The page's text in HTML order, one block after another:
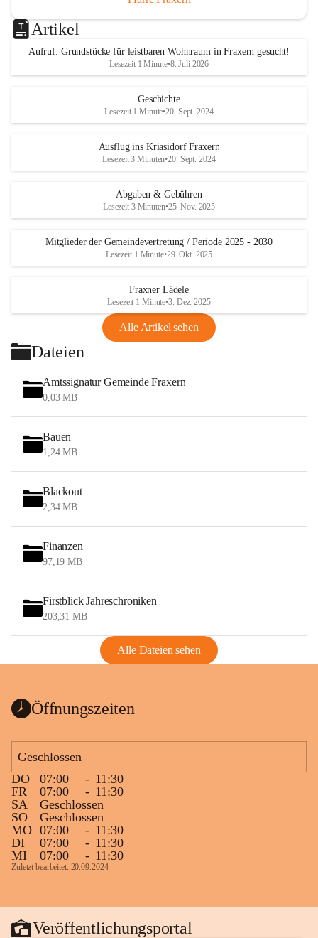
Artikel
Aufruf: Grundstücke für leistbaren Wohnraum in Fraxern gesucht!
Lesezeit 1 Minute•8. Juli 2026
Geschichte
Lesezeit 1 Minute•20. Sept. 2024
Ausflug ins Kriasidorf Fraxern
Lesezeit 3 Minuten•20. Sept. 2024
Abgaben & Gebühren
Lesezeit 3 Minuten•25. Nov. 2025
Mitglieder der Gemeindevertretung / Periode 2025 - 2030
Lesezeit 1 Minute•29. Okt. 2025
Fraxner Lädele
Lesezeit 1 Minute•3. Dez. 2025
Alle Artikel sehen
Dateien
Amtssignatur Gemeinde Fraxern
0,03 MB
Bauen
1,24 MB
Blackout
2,34 MB
Finanzen
97,19 MB
Firstblick Jahreschroniken
203,31 MB
Alle Dateien sehen
Öffnungszeiten
Geschlossen
DO
07:00 - 11:30
FR
07:00 - 11:30
SA
Geschlossen
SO
Geschlossen
MO 07:00 - 11:30
DI
07:00 - 11:30
MI
07:00 - 11:30
Zuletzt bearbeitet: 20.09.2024
Veröffentlichungsportal